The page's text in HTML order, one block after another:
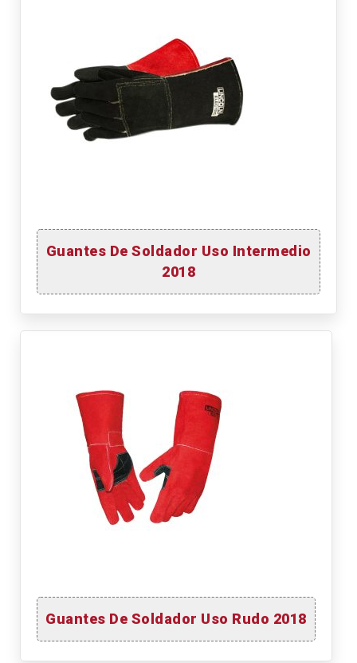
Guantes De Soldador Uso Intermedio
2018
Guantes De Soldador Uso Rudo 2018